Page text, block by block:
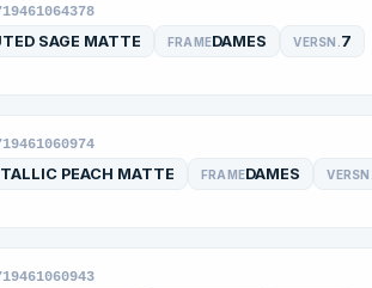
SAGE MATTE FRAMEDAMES VERSN. 7
PEACH MATTE FRAMEDAMES VERSN.